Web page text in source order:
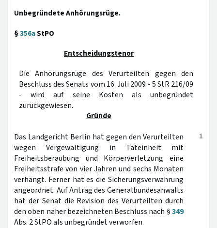
Unbegründete Anhörungsrüge.
§356aStPO
Entscheidungstenor
Die Anhörungsrüge des Verurteilten gegen den
Beschluss des Senats vom 16. Juli 2009 - 5 StR 216/09
- wird auf seine Kosten als unbegründet
zurückgewiesen.
Gründe
1
Das Landgericht Berlin hat gegen den Verurteilten
wegen Vergewaltigung in Tateinheit mit
Freiheitsberaubung und Körperverletzung eine
Freiheitsstrafe von vier Jahren und sechs Monaten
verhängt. Ferner hat es die Sicherungsverwahrung
angeordnet. Auf Antrag des Generalbundesanwalts
hat der Senat die Revision des Verurteilten durch
den oben näher bezeichneten Beschluss nach §349
Abs. 2 StPO als unbegründet verworfen.